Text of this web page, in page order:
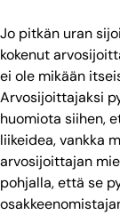
Jo pitkän uran
kokenut
ei ole mikään
Arvosijoittajaksi
huomiota siihen,
liikeidea, vankka
arvosijoittajan
pohjalla, että se